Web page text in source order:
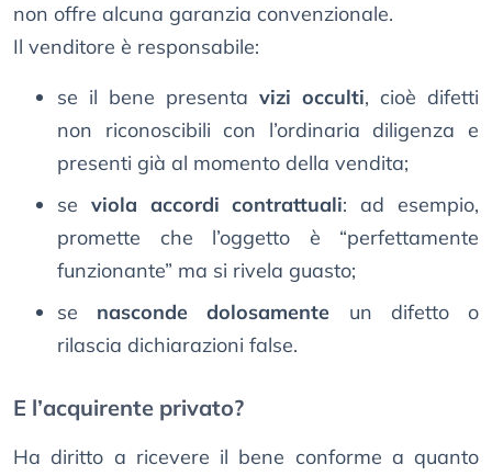
non offre alcuna garanzia convenzionale.
Il venditore è responsabile:
se il bene presenta vizi occulti, cioè difetti
non riconoscibili con l’ordinaria diligenza e
presenti già al momento della vendita;
se viola accordi contrattuali: ad esempio,
promette che l’oggetto è “perfettamente
funzionante” ma si rivela guasto;
se nasconde dolosamente un difetto o
rilascia dichiarazioni false.
E l’acquirente privato?
Ha diritto a ricevere il bene conforme a quanto